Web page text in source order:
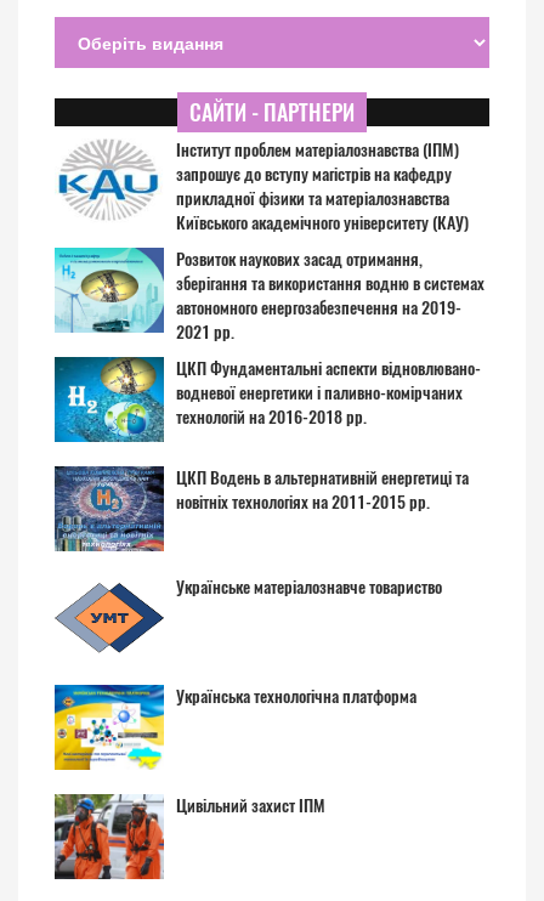
САЙТИ - ПАРТНЕРИ
Інститут проблем матеріалознавства (ІПМ)
запрошує до вступу магістрів на кафедру
прикладної фізики та матеріалознавства
Київського академічного університету (КАУ)
Розвиток наукових засад отримання,
зберігання та використання водню в системах
автономного енергозабезпечення на 2019-
2021 рр.
ЦКП Фундаментальні аспекти відновлювано-
водневої енергетики і паливно-комірчаних
технологій на 2016-2018 рр.
ЦКП Водень в альтернативній енергетиці та
новітніх технологіях на 2011-2015 рр.
Українське матеріалознавче товариство
Українська технологічна платформа
Цивільний захист ІПМ